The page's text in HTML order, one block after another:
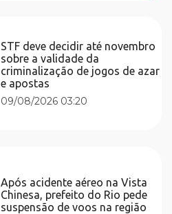
STF deve decidir até novembro
sobre a validade da
criminalização de jogos de azar
e apostas
09/08/2026 03:20
Após acidente aéreo na Vista
Chinesa, prefeito do Rio pede
suspensão de voos na região